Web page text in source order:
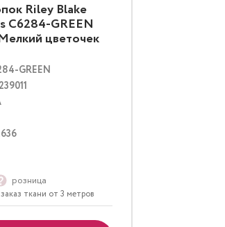
Riley Blake
C6284-GREEN
цветочек
GREEN
239011
розница
ткани от 3 метров